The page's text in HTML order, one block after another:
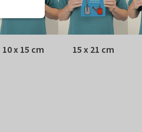
10 x 15 cm 15 x 21 cm